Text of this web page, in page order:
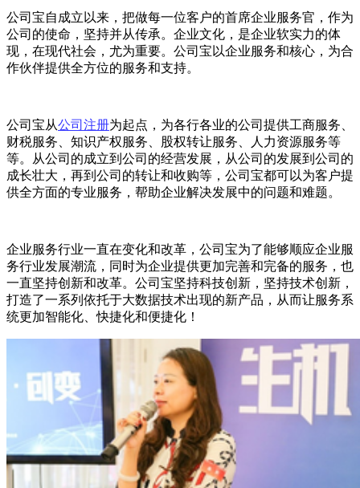
公司宝自成立以来，把做每一位客户的首席企业服务官，作为
公司的使命，坚持并从传承。企业文化，是企业软实力的体
现，在现代社会，尤为重要。公司宝以企业服务和核心，为合
作伙伴提供全方位的服务和支持。
公司宝从公司注册为起点，为各行各业的公司提供工商服务、
财税服务、知识产权服务、股权转让服务、人力资源服务等
等。从公司的成立到公司的经营发展，从公司的发展到公司的
成长壮大，再到公司的转让和收购等，公司宝都可以为客户提
供全方面的专业服务，帮助企业解决发展中的问题和难题。
企业服务行业一直在变化和改革，公司宝为了能够顺应企业服
务行业发展潮流，同时为企业提供更加完善和完备的服务，也
一直坚持创新和改革。公司宝坚持科技创新，坚持技术创新，
打造了一系列依托于大数据技术出现的新产品，从而让服务系
统更加智能化、快捷化和便捷化！